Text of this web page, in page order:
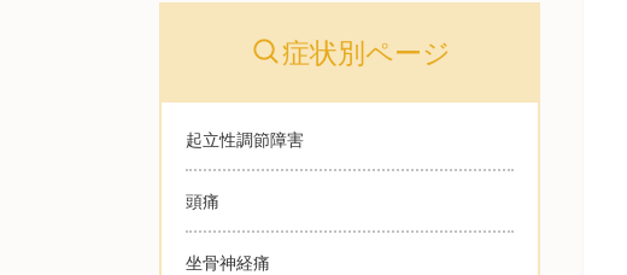
症状別ページ
起立性調節障害
頭痛
坐骨神経痛